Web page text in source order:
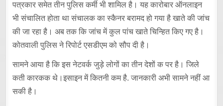
पत्रकार समेत तीन पुलिस कर्मी भी शामिल है। यह कारोबार ऑनलाइन
भी संचालित होता था संचालक का स्कैनर बरामद हो गया है खाते की जांच
की जा रहा है। अब तक कि जांच में कुल पांच खाते चिन्हित किए गए है।
कोतवाली पुलिस ने रिपोर्ट एसडीएम को सौप दी है।
सामने आया है कि इस नेटवर्क जुड़े लोगों का तीन देशों क पर है। जिले
कती कारकक थे।इसाइन में कितनी कम है. जानकारी अभी सामने नहीं आ
सकी है।